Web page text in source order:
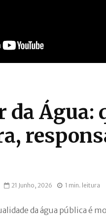
da Água:
21 Junho, 2026 1 min. leitura
da água pública é